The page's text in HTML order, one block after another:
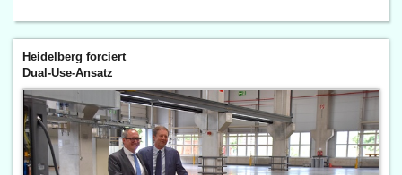
Heidelberg forciert
Dual-Use-Ansatz